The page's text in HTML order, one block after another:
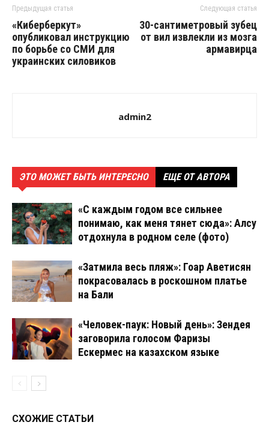
Предыдущая статья
«Киберберкут»
опубликовал инструкцию
по борьбе со СМИ для
украинских силовиков
Следующая статья
30-сантиметровый зубец
от вил извлекли из мозга
армавирца
admin2
ЭТО МОЖЕТ БЫТЬ ИНТЕРЕСНО ЕЩЕ ОТ АВТОРА
«С каждым годом все сильнее
понимаю, как меня тянет сюда»: Алсу
отдохнула в родном селе (фото)
«Затмила весь пляж»: Гоар Аветисян
покрасовалась в роскошном платье
на Бали
«Человек-паук: Новый день»: Зендея
заговорила голосом Фаризы
Ескермес на казахском языке
СХОЖИЕ СТАТЬИ